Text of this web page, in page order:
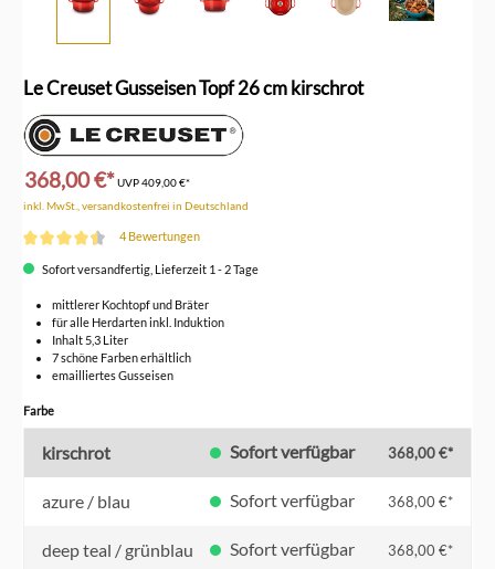
Le Creuset Gusseisen Topf 26 cm kirschrot
368,00 €*UVP409,00 €*
inkl. MwSt., versandkostenfrei in Deutschland
4 Bewertungen
Sofort versandfertig, Lieferzeit 1 - 2 Tage
mittlerer Kochtopf und Bräter
für alle Herdarten inkl. Induktion
Inhalt 5,3 Liter
7 schöne Farben erhältlich
emailliertes Gusseisen
Farbeauswählen
kirschrot Sofort verfügbar 368,00 €*
azure / blau Sofort verfügbar 368,00 €*
deep teal / grünblau Sofort verfügbar 368,00 €*